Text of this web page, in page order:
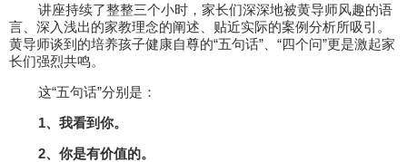
讲座持续了整整三个小时，家长们深深地被黄导师风趣的语
言、深入浅出的家教理念的阐述、贴近实际的案例分析所吸引。
黄导师谈到的培养孩子健康自尊的“五句话”、“四个问”更是激起家
长们强烈共鸣。
这“五句话”分别是：
1、我看到你。
2、你是有价值的。